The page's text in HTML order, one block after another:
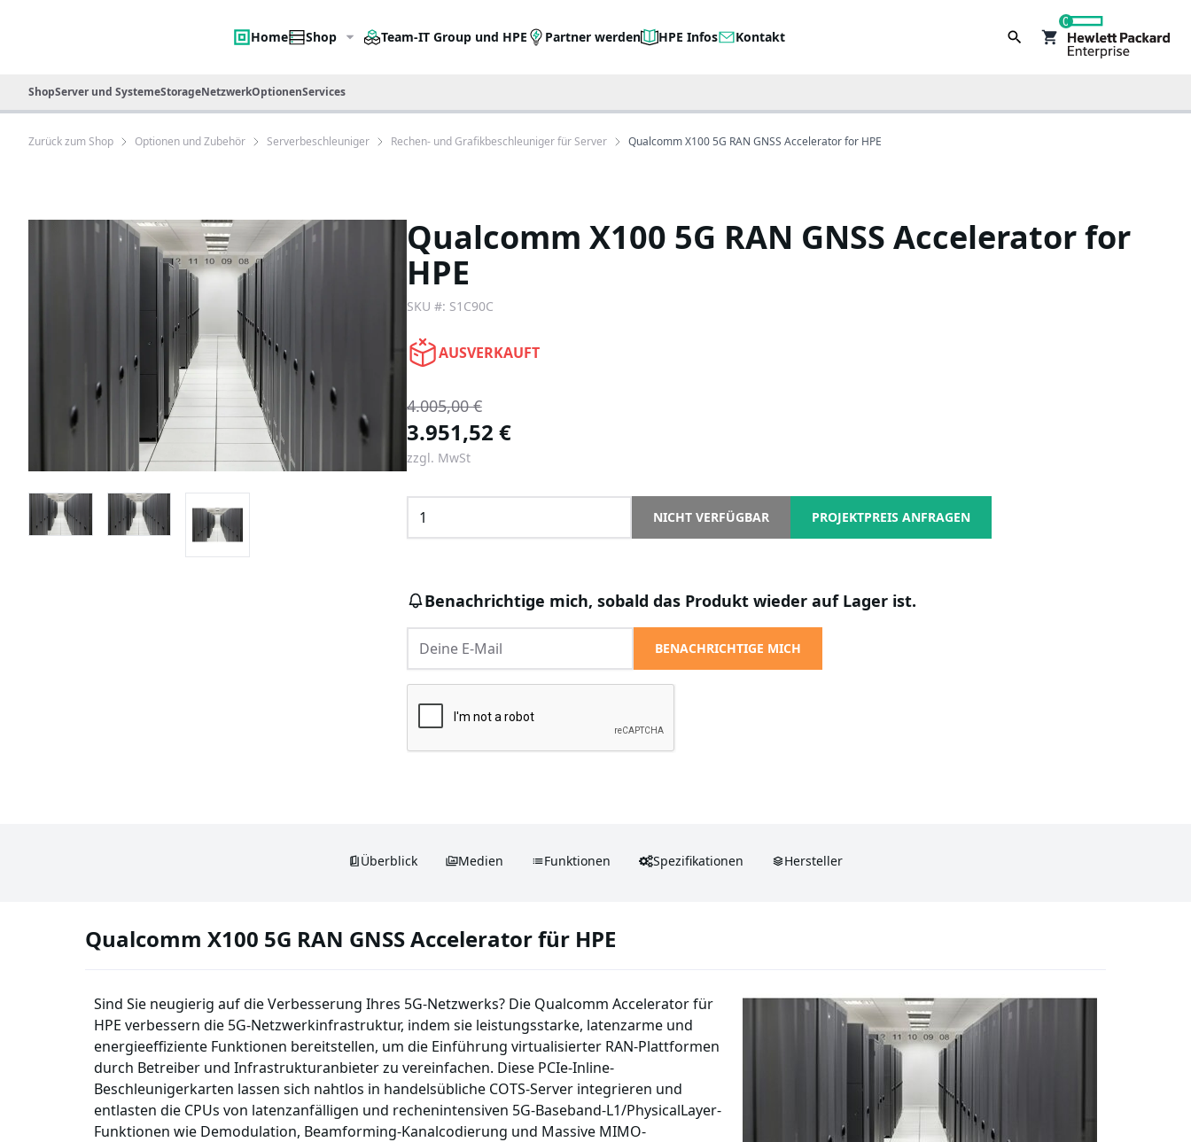
Home Shop Team-IT Group und HPE Partner werden HPE Infos Kontakt
0
ShopServer und SystemeStorageNetzwerkOptionenServices
Zurück zum Shop Optionen und Zubehör Serverbeschleuniger Rechen- und Grafikbeschleuniger für Server Qualcomm X100 5G RAN GNSS Accelerator for HPE
Qualcomm X100 5G RAN GNSS Accelerator for
HPE
SKU #: S1C90C
AUSVERKAUFT
4.005,00 €
3.951,52 €
zzgl. MwSt
NICHT VERFÜGBAR PROJEKTPREIS ANFRAGEN
Benachrichtige mich, sobald das Produkt wieder auf Lager ist.
BENACHRICHTIGE MICH
Überblick Medien Funktionen Spezifikationen Hersteller
Qualcomm X100 5G RAN GNSS Accelerator für HPE
Sind Sie neugierig auf die Verbesserung Ihres 5G-Netzwerks? Die Qualcomm Accelerator für
HPE verbessern die 5G-Netzwerkinfrastruktur, indem sie leistungsstarke, latenzarme und
energieeffiziente Funktionen bereitstellen, um die Einführung virtualisierter RAN-Plattformen
durch Betreiber und Infrastrukturanbieter zu vereinfachen. Diese PCIe-Inline-
Beschleunigerkarten lassen sich nahtlos in handelsübliche COTS-Server integrieren und
entlasten die CPUs von latenzanfälligen und rechenintensiven 5G-Baseband-L1/PhysicalLayer-
Funktionen wie Demodulation, Beamforming-Kanalcodierung und Massive MIMO-